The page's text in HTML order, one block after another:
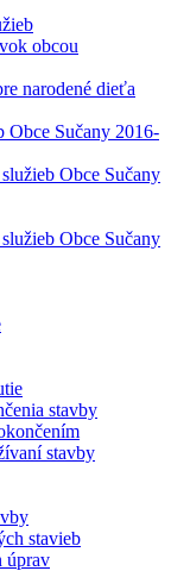
obcou
narodené dieťa
Obce Sučany 2016-
Obce Sučany
Obce Sučany
stavby
stavby
stavieb
úprav